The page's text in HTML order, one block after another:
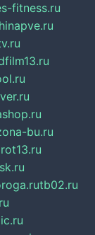
fitness.ru
bu.ru
tb02.ru